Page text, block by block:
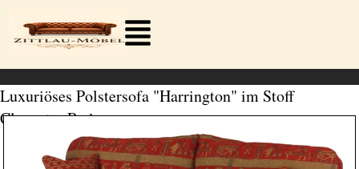
Inhalt
springen
Luxuriöses Polstersofa "Harrington" im Stoff
Cleopatra Red